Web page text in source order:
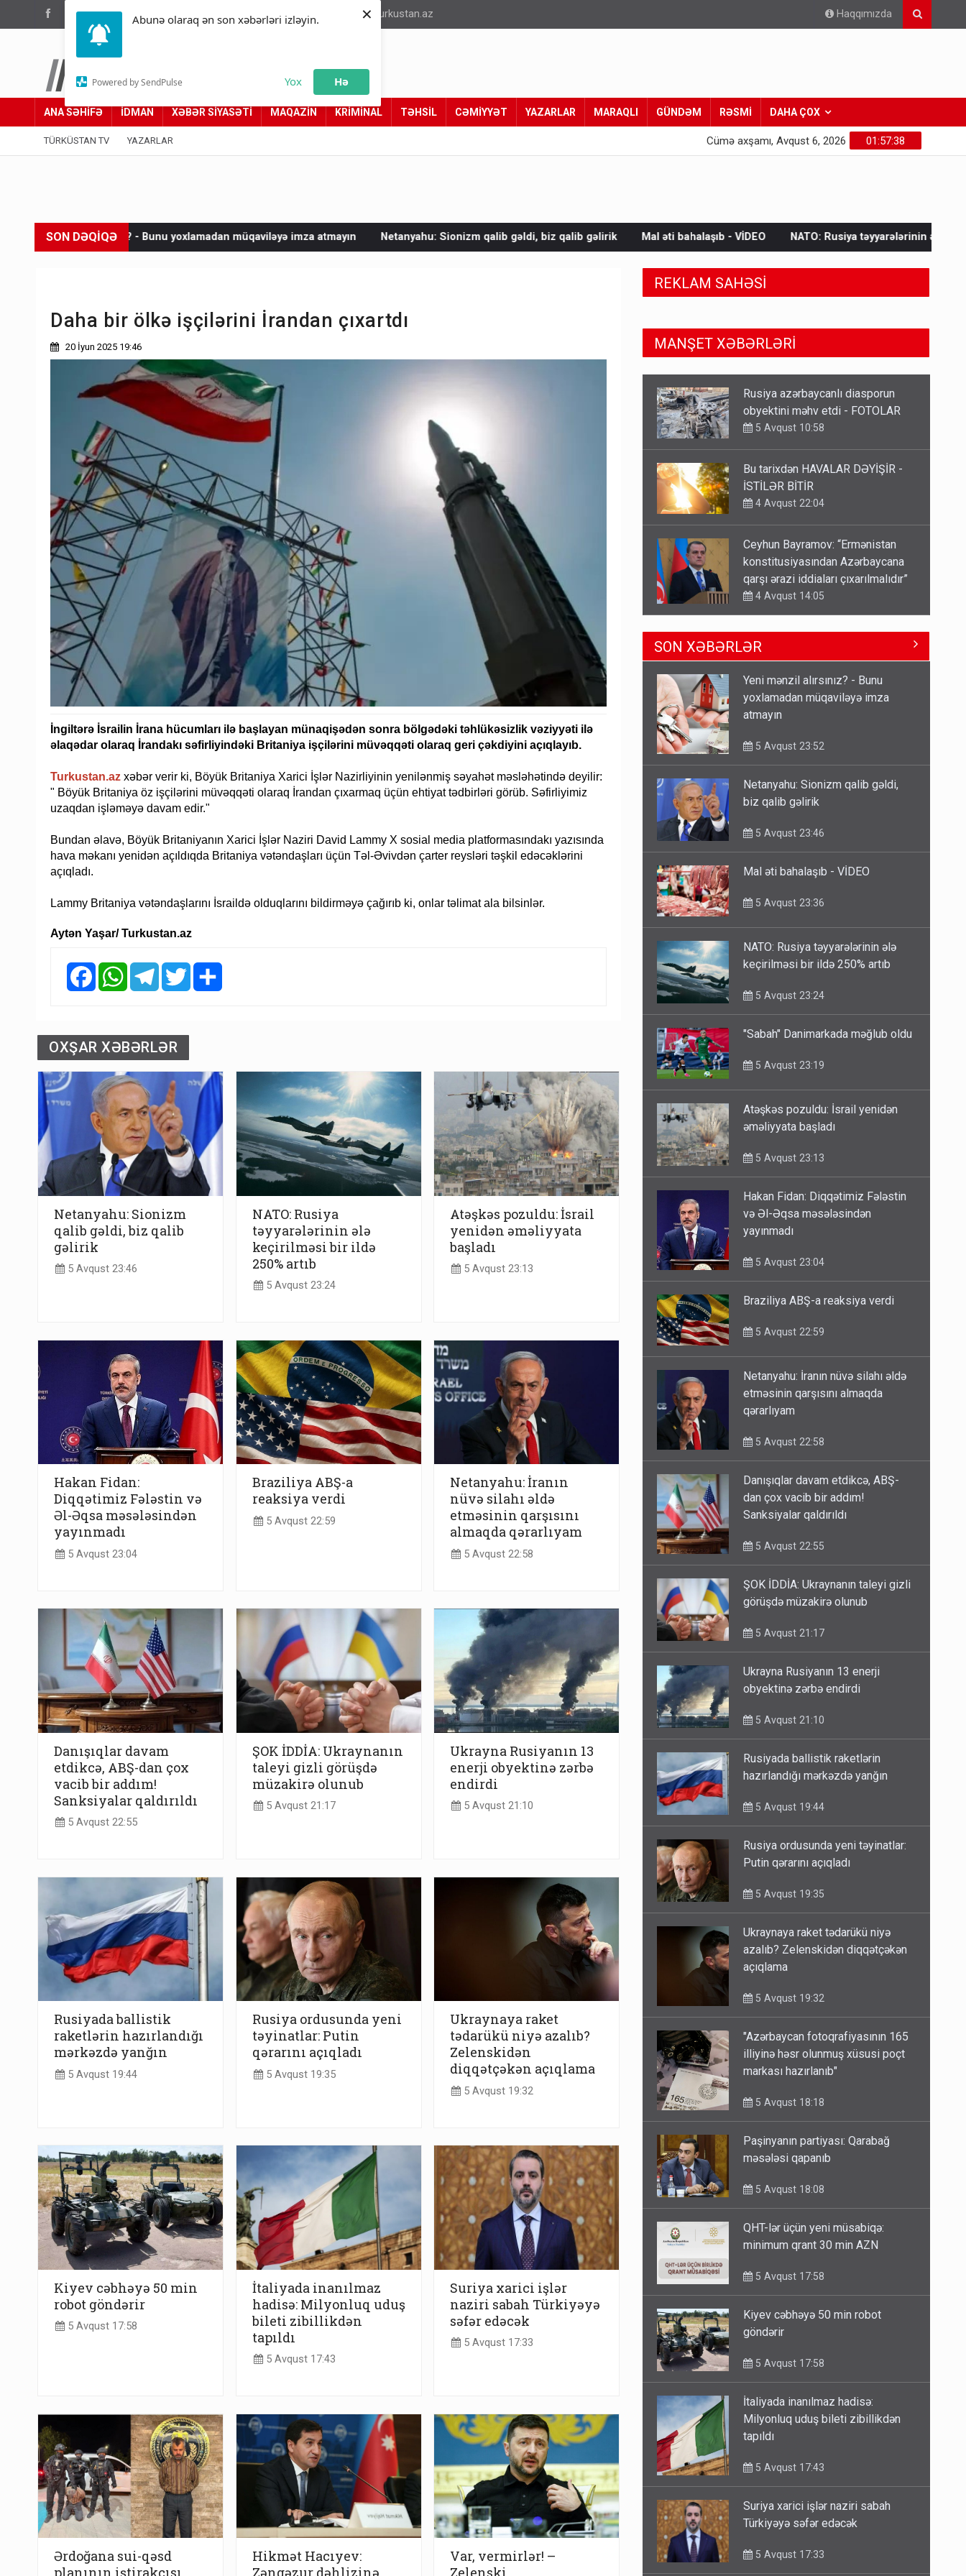
Abunə olaraq ən son xəbərləri izləyin.
Powered by SendPulse Yox Hə
×
(012) 449 94 05 info@turkustan.az Haqqımızda
Türküstan.az
Adımız yolumuzdur
ANA SƏHİFƏ İDMAN XƏBƏR SİYASƏTİ MAQAZİN KRİMİNAL TƏHSİL CƏMİYYƏT YAZARLAR MARAQLI GÜNDƏM RƏSMİ DAHA ÇOX
TÜRKÜSTAN TV YAZARLAR 01:57:40
Cümə axşamı, Avqust 6, 2026
SON DƏQİQƏ
- Bunu yoxlamadan müqaviləyə imza atmayın Netanyahu: Sionizm qalib gəldi, biz qalib gəlirik Mal əti bahalaşıb - VİDEO NATO: Rusiya təyyarələrinin ələ keçirilməsi bir ildə
Daha bir ölkə işçilərini İrandan çıxartdı
20 İyun 2025 19:46
İngiltərə İsrailin İrana hücumları ilə başlayan münaqişədən sonra bölgədəki təhlükəsizlik vəziyyəti ilə
əlaqədar olaraq İrandakı səfirliyindəki Britaniya işçilərini müvəqqəti olaraq geri çəkdiyini açıqlayıb.
Turkustan.az xəbər verir ki, Böyük Britaniya Xarici İşlər Nazirliyinin yenilənmiş səyahət məsləhətində deyilir:
" Böyük Britaniya öz işçilərini müvəqqəti olaraq İrandan çıxarmaq üçün ehtiyat tədbirləri görüb. Səfirliyimiz
uzaqdan işləməyə davam edir."
Bundan əlavə, Böyük Britaniyanın Xarici İşlər Naziri David Lammy X sosial media platformasındakı yazısında
hava məkanı yenidən açıldıqda Britaniya vətəndaşları üçün Təl-Əvivdən çarter reysləri təşkil edəcəklərini
açıqladı.
Lammy Britaniya vətəndaşlarını İsraildə olduqlarını bildirməyə çağırıb ki, onlar təlimat ala bilsinlər.
Aytən Yaşar/ Turkustan.az
FacebookWhatsAppTelegramTwitter
OXŞAR XƏBƏRLƏR
Netanyahu: Sionizm
qalib gəldi, biz qalib
gəlirik
5 Avqust 23:46
NATO: Rusiya
təyyarələrinin ələ
keçirilməsi bir ildə
250% artıb
5 Avqust 23:24
Atəşkəs pozuldu: İsrail
yenidən əməliyyata
başladı
5 Avqust 23:13
Hakan Fidan:
Diqqətimiz Fələstin və
Əl-Əqsa məsələsindən
yayınmadı
5 Avqust 23:04
Braziliya ABŞ-a
reaksiya verdi
5 Avqust 22:59
Netanyahu: İranın
nüvə silahı əldə
etməsinin qarşısını
almaqda qərarlıyam
5 Avqust 22:58
Danışıqlar davam
etdikcə, ABŞ-dan çox
vacib bir addım!
Sanksiyalar qaldırıldı
5 Avqust 22:55
ŞOK İDDİA: Ukraynanın
taleyi gizli görüşdə
müzakirə olunub
5 Avqust 21:17
Ukrayna Rusiyanın 13
enerji obyektinə zərbə
endirdi
5 Avqust 21:10
Rusiyada ballistik
raketlərin hazırlandığı
mərkəzdə yanğın
5 Avqust 19:44
Rusiya ordusunda yeni
təyinatlar: Putin
qərarını açıqladı
5 Avqust 19:35
Ukraynaya raket
tədarükü niyə azalıb?
Zelenskidən
diqqətçəkən açıqlama
5 Avqust 19:32
Kiyev cəbhəyə 50 min
robot göndərir
5 Avqust 17:58
İtaliyada inanılmaz
hadisə: Milyonluq uduş
bileti zibillikdən
tapıldı
5 Avqust 17:43
Suriya xarici işlər
naziri sabah Türkiyəyə
səfər edəcək
5 Avqust 17:33
Ərdoğana sui-qəsd
Hikmət Hacıyev:
Var, vermirlər! –
REKLAM SAHƏSİ
MANŞET XƏBƏRLƏRİ
Bu tarixdən HAVALAR DƏYİŞİR -
İSTİLƏR BİTİR
4 Avqust 22:04
Ceyhun Bayramov: “Ermənistan
konstitusiyasından Azərbaycana
qarşı ərazi iddiaları çıxarılmalıdır”
TƏCİLİ! Fəlakət üçün TARİX
VERİLDİ - Bu bölgələr xəritədən
silinəcək
Ərdoğana sui-qəsd planının
iştirakçısı detalları açıqladı
5 Avqust 16:56
Rusiya Azərbaycan vətədaşlarını
deport etdi
Rusiya azərbaycanlı diasporun
5 Avqust 10:58
SON XƏBƏRLƏR
Yeni mənzil alırsınız? - Bunu
yoxlamadan müqaviləyə imza
Netanyahu: Sionizm qalib gəldi,
NATO: Rusiya təyyarələrinin ələ
Atəşkəs pozuldu: İsrail yenidən
Hakan Fidan: Diqqətimiz Fələstin
və Əl-Əqsa məsələsindən
Netanyahu: İranın nüvə silahı əldə
etməsinin qarşısını almaqda
Danışıqlar davam etdikcə, ABŞ-
dan çox vacib bir addım!
ŞOK İDDİA: Ukraynanın taleyi gizli
Ukrayna Rusiyanın 13 enerji
Rusiyada ballistik raketlərin
Rusiya ordusunda yeni təyinatlar:
Ukraynaya raket tədarükü niyə
azalıb? Zelenskidən diqqətçəkən
"Azərbaycan fotoqrafiyasının 165
illiyinə həsr olunmuş xüsusi poçt
Paşinyanın partiyası: Qarabağ
QHT-lər üçün yeni müsabiqə:
Kiyev cəbhəyə 50 min robot
İtaliyada inanılmaz hadisə:
Milyonluq uduş bileti zibillikdən
Suriya xarici işlər naziri sabah